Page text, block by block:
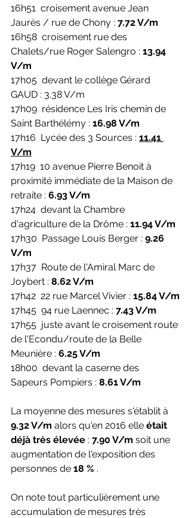
16h51  croisement avenue Jean
Jaurès / rue de Chony : 7.72 V/m
16h58  croisement rue des
Chalets/rue Roger Salengro : 13.94
V/m
17h05  devant le collège Gérard
GAUD : 3.38 V/m
17h09  résidence Les Iris chemin de
Saint Barthélémy : 16.98 V/m
17h16  Lycée des 3 Sources : 11.41
V/m
17h19  10 avenue Pierre Benoit à
proximité immédiate de la Maison de
retraite : 6.93 V/m
17h24  devant la Chambre
d'agriculture de la Drôme : 11.94 V/m
17h30  Passage Louis Berger : 9.26
V/m
17h37  Route de l'Amiral Marc de
Joybert : 8.62 V/m
17h42  22 rue Marcel Vivier : 15.84 V/m
17h45  94 rue Laennec : 7.43 V/m
17h55  juste avant le croisement route
de l'Econdu/route de la Belle
Meunière : 6.25 V/m
18h00  devant la caserne des
Sapeurs Pompiers : 8.61 V/m
La moyenne des mesures s'établit à
9.32 V/m alors qu'en 2016 elle était
déjà très élevée : 7.90 V/m soit une
augmentation de l'exposition des
personnes de 18 % .
On note tout particulièrement une
accumulation de mesures très